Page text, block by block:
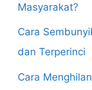
Masyarakat?
Cara
dan Terperinci
Cara